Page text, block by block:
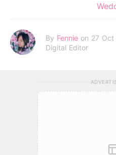
By Fennie on 27 Oct
Digital Editor